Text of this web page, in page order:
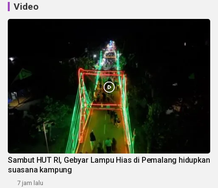
Video
Sambut HUT RI, Gebyar Lampu Hias di Pemalang hidupkan
suasana kampung
7 jam lalu